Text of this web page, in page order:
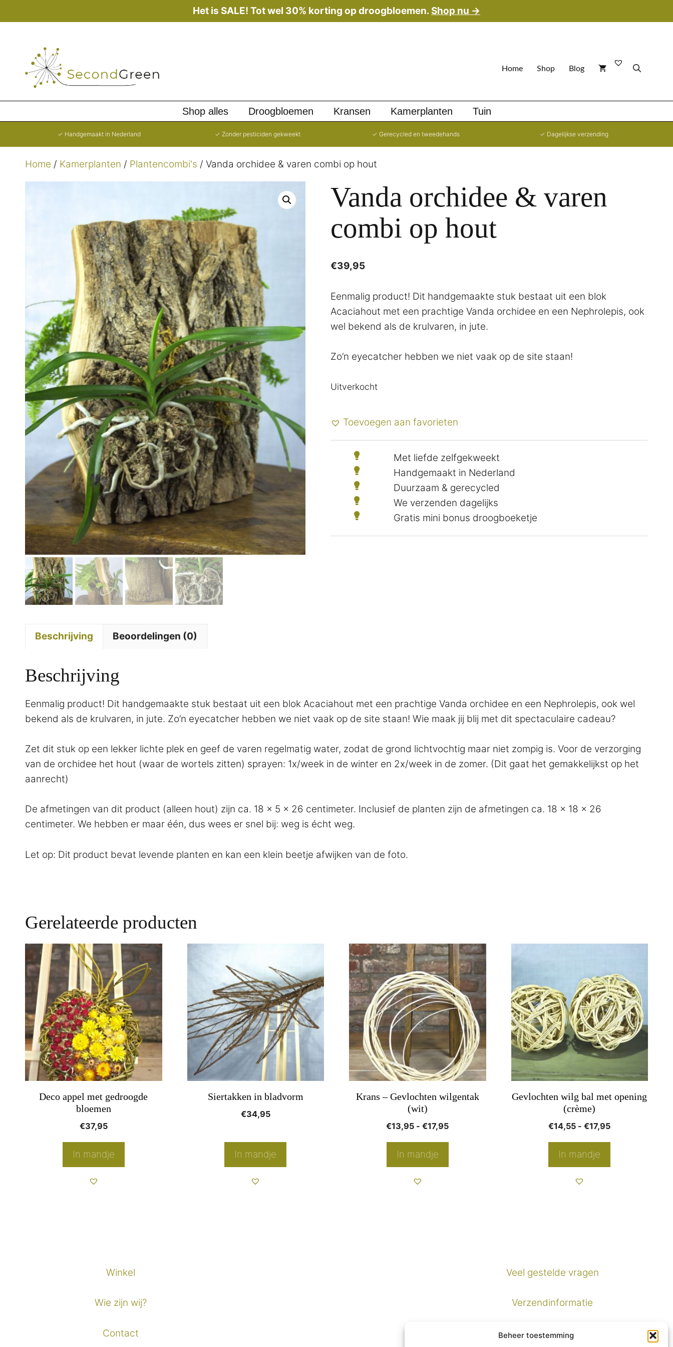
Beheer toestemming
naar
Het is SALE! Tot wel 30% korting op droogbloemen. Shop nu →
Home Shop Blog
Shop alles Droogbloemen Kransen Kamerplanten Tuin
✓ Handgemaakt in Nederland ✓ Zonder pesticiden gekweekt ✓ Gerecycled en tweedehands ✓ Dagelijkse verzending
Home / Kamerplanten / Plantencombi's / Vanda orchidee & varen combi op hout
Vanda orchidee & varen
combi op hout
€39,95
Eenmalig product! Dit handgemaakte stuk bestaat uit een blok
Acaciahout met een prachtige Vanda orchidee en een Nephrolepis, ook
wel bekend als de krulvaren, in jute.
Zo’n eyecatcher hebben we niet vaak op de site staan!
Uitverkocht
Toevoegen aan favorieten
Met liefde zelfgekweekt
Handgemaakt in Nederland
Duurzaam & gerecycled
We verzenden dagelijks
Gratis mini bonus droogboeketje
Beschrijving Beoordelingen (0)
Beschrijving
Eenmalig product! Dit handgemaakte stuk bestaat uit een blok Acaciahout met een prachtige Vanda orchidee en een Nephrolepis, ook wel
bekend als de krulvaren, in jute. Zo’n eyecatcher hebben we niet vaak op de site staan! Wie maak jij blij met dit spectaculaire cadeau?
Zet dit stuk op een lekker lichte plek en geef de varen regelmatig water, zodat de grond lichtvochtig maar niet zompig is. Voor de verzorging
van de orchidee het hout (waar de wortels zitten) sprayen: 1x/week in de winter en 2x/week in de zomer. (Dit gaat het gemakkelijkst op het
aanrecht)
De afmetingen van dit product (alleen hout) zijn ca. 18 x 5 x 26 centimeter. Inclusief de planten zijn de afmetingen ca. 18 x 18 x 26
centimeter. We hebben er maar één, dus wees er snel bij: weg is écht weg.
Let op: Dit product bevat levende planten en kan een klein beetje afwijken van de foto.
Gerelateerde producten
Deco appel met gedroogde
bloemen
€37,95
In mandje
Siertakken in bladvorm
€34,95
In mandje
Krans – Gevlochten wilgentak
(wit)
€13,95 - €17,95Prijsklasse:
In mandje
Dit
product
heeft
meerdere
variaties.
Deze
optie
kan
gekozen
op
productpagina
Gevlochten wilg bal met opening
(crème)
€14,55 - €17,95Prijsklasse:
In mandje
meerdere
variaties.
Deze
optie
kan
gekozen
op
productpagina
Winkel
Wie zijn wij?
Contact
Veel gestelde vragen
Verzendinformatie
Privacybeleid